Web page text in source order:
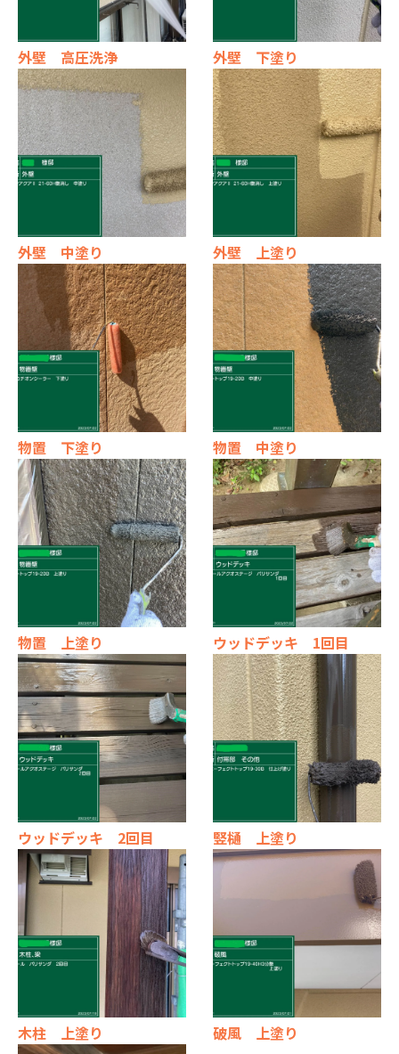
外壁 高圧洗浄 外壁 下塗り
外壁 中塗り 外壁 上塗り
物置 下塗り 物置 中塗り
物置 上塗り ウッドデッキ 1回目
ウッドデッキ 2回目 竪樋 上塗り
木柱 上塗り 破風 上塗り